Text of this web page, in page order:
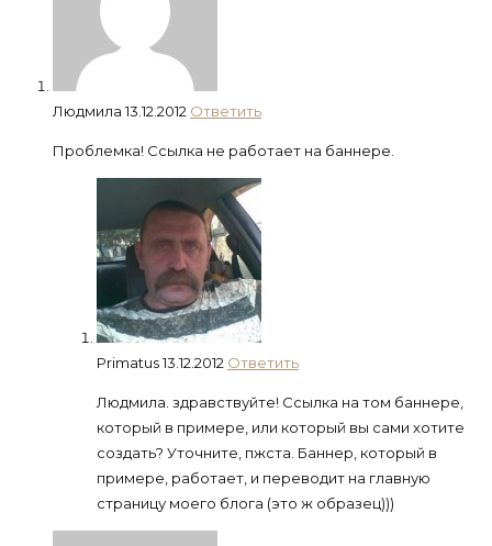
Людмила13.12.2012 Ответить
Проблемка! Ссылка не работает на баннере.
Primatus13.12.2012 Ответить
Людмила. здравствуйте! Ссылка на том баннере,
который в примере, или который вы сами хотите
создать? Уточните, пжста. Баннер, который в
примере, работает, и переводит на главную
страницу моего блога (это ж образец)))